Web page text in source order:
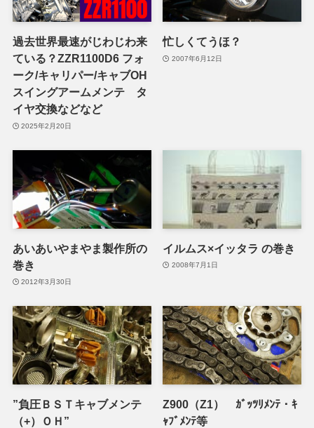
過去世界最速がじわじわ来
ている？ZZR1100D6 フォ
ーク/キャリパー/キャブOH
スイングアームメンテ タ
イヤ交換などなど
2025年2月20日
忙しくてうほ？
2007年6月12日
あいあいやまやま製作所の
巻き
2012年3月30日
イルムス×イッタラ の巻き
2008年7月1日
”負圧ＢＳＴキャブメンテ
（+）ＯＨ”
Z900（Z1） ｶﾞｯﾂﾘﾒﾝﾃ・ｷ
ｬﾌﾞﾒﾝﾃ等